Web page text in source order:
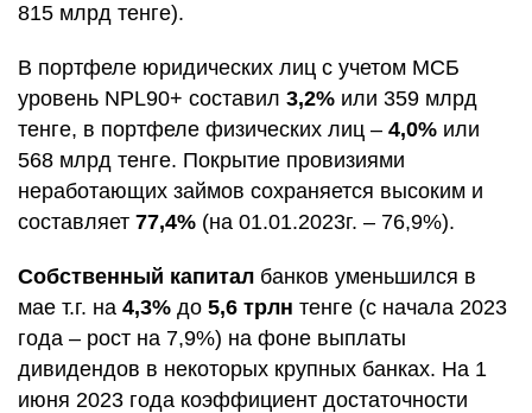
815 млрд тенге).
В портфеле юридических лиц с учетом МСБ
уровень NPL90+ составил 3,2% или 359 млрд
тенге, в портфеле физических лиц – 4,0% или
568 млрд тенге. Покрытие провизиями
неработающих займов сохраняется высоким и
составляет 77,4% (на 01.01.2023г. – 76,9%).
Собственный капитал банков уменьшился в
мае т.г. на 4,3% до 5,6 трлн тенге (с начала 2023
года – рост на 7,9%) на фоне выплаты
дивидендов в некоторых крупных банках. На 1
июня 2023 года коэффициент достаточности